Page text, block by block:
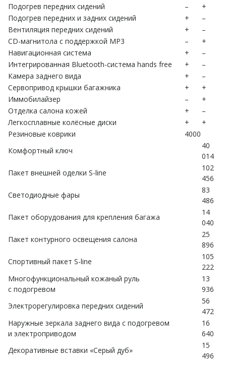
Подогрев передних сидений
–
+
Подогрев передних и задних сидений
+
–
Вентиляция передних сидений
+
–
CD-магнитола с поддержкой MP3
–
+
Навигационная система
+
–
Интегрированная Bluetooth-система hands free
+
–
Камера заднего вида
+
–
Сервопривод крышки багажника
+
+
Иммобилайзер
–
+
Отделка салона кожей
+
–
Легкосплавные колёсные диски
+
+
Резиновые коврики
4000
Комфортный ключ
40
014
Пакет внешней оделки S-line
102
456
Светодиодные фары
83
486
Пакет оборудования для крепления багажа
14
040
Пакет контурного освещения салона
25
896
Спортивный пакет S-line
105
222
Многофункциональный кожаный руль
с подогревом
13
936
Электрорегулировка передних сидений
56
472
Наружные зеркала заднего вида с подогревом
и электроприводом
16
640
Декоративные вставки «Серый дуб»
15
496